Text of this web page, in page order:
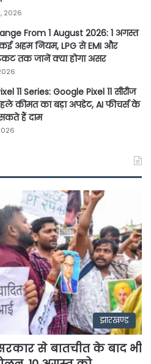
2026
From 1 August 2026: 1 अगस्त
अहम नियम, LPG से EMI और
तक जानें क्या होगा असर
11 Series: Google Pixel 11 सीरीज
कीमत का बड़ा अपडेट, AI फीचर्स के
हैं दाम
झारखण्ड
से बातचीत के बाद भी